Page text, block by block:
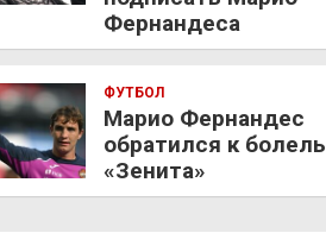
Фернандеса
ФУТБОЛ
Марио Фернандес
обратился к
«Зенита»